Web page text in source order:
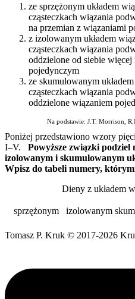
ze sprzężonym układem
cząsteczkach wiązania
na przemian z wiązaniami
z izolowanym układem
cząsteczkach wiązania
oddzielone od siebie
pojedynczym
ze skumulowanym
cząsteczkach wiązania
oddzielone wiązaniem
Na podstawie: J.T. Morrison,
Poniżej przedstawiono wzory
I–V.
Powyższe związki podziel
izolowanym i skumulowanym
Wpisz do tabeli numery,
Dieny z układem
sprzężonym izolowanym
Tomasz P. Kruk © 2017-2026